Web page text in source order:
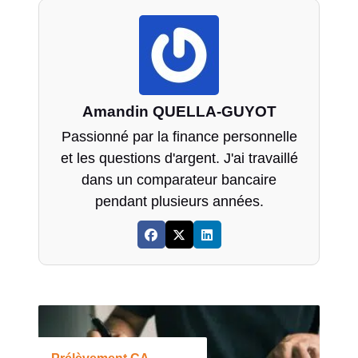
Amandin QUELLA-GUYOT
Passionné par la finance personnelle
et les questions d'argent. J'ai travaillé
dans un comparateur bancaire
pendant plusieurs années.